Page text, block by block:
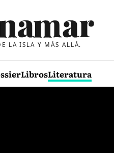
LA ISLA Y MÁS ALLÁ.
LibrosLiteratura